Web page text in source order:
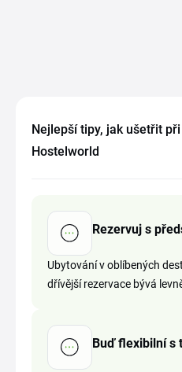
Nejlepší tipy, jak ušetřit
Hostelworld
Rezervuj s
Ubytování v oblíbených
dřívější rezervace bývá
Buď flexibilní s